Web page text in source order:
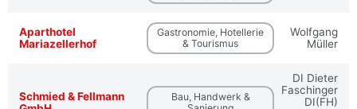
Aparthotel
Mariazellerhof
Gastronomie, Hotellerie
& Tourismus
Wolfgang
Müller
Schmied & Fellmann
Bau, Handwerk &
DI Dieter
Faschinger
DI(FH)